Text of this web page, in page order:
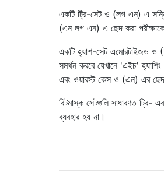
একটি ট্রি-সেট ও (লগ এন) এ
(এন লগ এন) এ ছেদ করা
একটি হ্যাশ-সেট এমোরটাইজড
সমর্থন করবে যেখানে 'এইচ'
এবং ওয়ারস্ট কেস ও (এন) এর ছেদ
বিটমাস্ক সেটগুলি সাধারণত ট্রি-
ব্যবহার হয় না।